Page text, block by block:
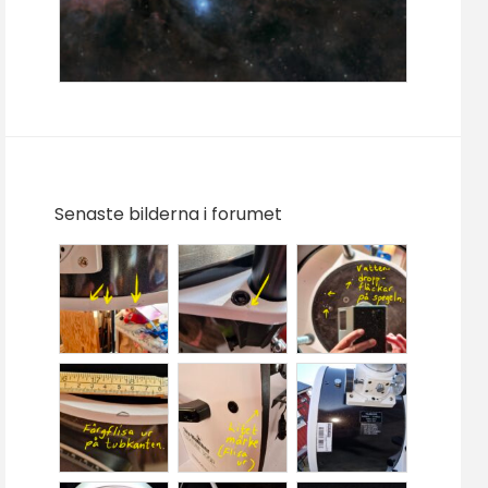
Senaste bilderna i forumet